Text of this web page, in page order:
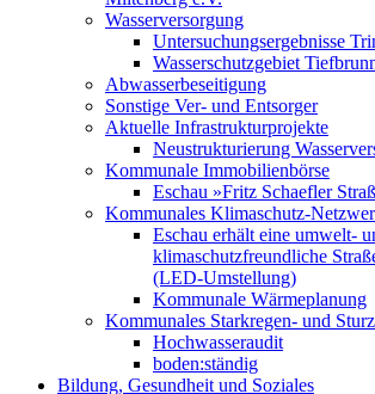
Wasserversorgung
Untersuchungsergebnisse
Wasserschutzgebiet
Abwasserbeseitigung
Sonstige Ver- und Entsorger
Aktuelle Infrastrukturprojekte
Neustrukturierung
Kommunale Immobilienbörse
Eschau »Fritz Schaefler
Kommunales Klimaschutz-
Eschau erhält eine umwelt-
klimaschutzfreundliche
(LED-Umstellung)
Kommunale Wärmeplanung
Kommunales Starkregen- und
Hochwasseraudit
boden:ständig
Bildung, Gesundheit und Soziales